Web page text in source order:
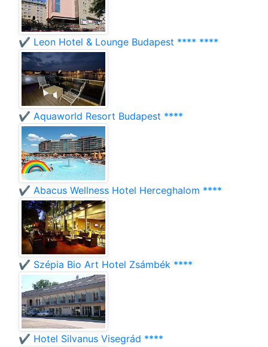
✔️ Leon Hotel & Lounge Budapest **** ****
✔️ Aquaworld Resort Budapest ****
✔️ Abacus Wellness Hotel Herceghalom ****
✔️ Szépia Bio Art Hotel Zsámbék ****
✔️ Hotel Silvanus Visegrád ****